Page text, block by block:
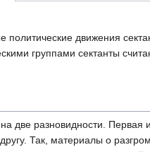
движения
группами сектанты
две разновидности. Первая
Так, материалы о